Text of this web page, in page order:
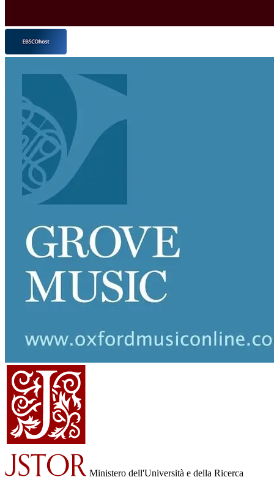
Ministero dell'Università e della Ricerca